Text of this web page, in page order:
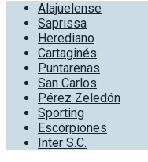
Alajuelense
Saprissa
Herediano
Cartaginés
Puntarenas
San Carlos
Pérez Zeledón
Sporting
Escorpiones
Inter S.C.